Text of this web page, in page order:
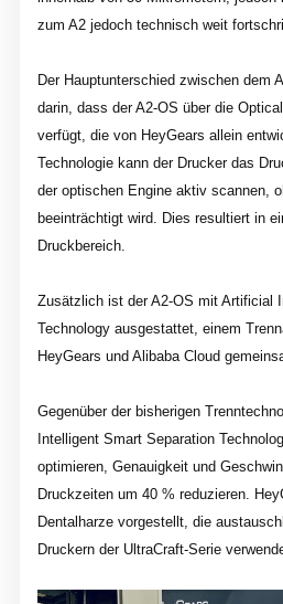
zum A2 jedoch technisch weit
Der Hauptunterschied zwischen dem
darin, dass der A2-OS über die
verfügt, die von HeyGears allein
Technologie kann der Drucker das
der optischen Engine aktiv scannen,
beeinträchtigt wird. Dies resultiert in
Druckbereich.
Zusätzlich ist der A2-OS mit Artificial
Technology ausgestattet, einem
HeyGears und Alibaba Cloud
Gegenüber der bisherigen
Intelligent Smart Separation
optimieren, Genauigkeit und
Druckzeiten um 40 % reduzieren.
Dentalharze vorgestellt, die
Druckern der UltraCraft-Serie